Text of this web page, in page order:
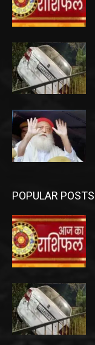
POPULAR POSTS